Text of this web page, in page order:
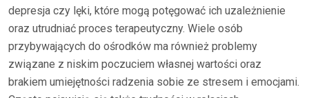
depresja czy lęki, które mogą potęgować ich uzależnienie
oraz utrudniać proces terapeutyczny. Wiele osób
przybywających do ośrodków ma również problemy
związane z niskim poczuciem własnej wartości oraz
brakiem umiejętności radzenia sobie ze stresem i emocjami.